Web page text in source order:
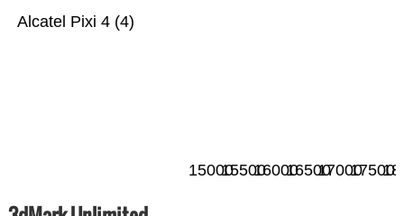
Alcatel Pixi 4 (4)
150001550016000165001700017500